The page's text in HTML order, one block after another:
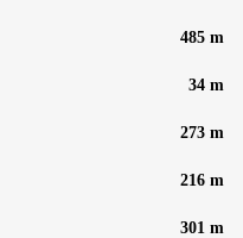
485 m
34 m
273 m
216 m
301 m